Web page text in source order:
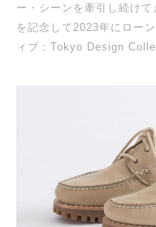
ー・シーンを牽引し続け
を記念して2023年にロー
ィブ：Tokyo Design Colle